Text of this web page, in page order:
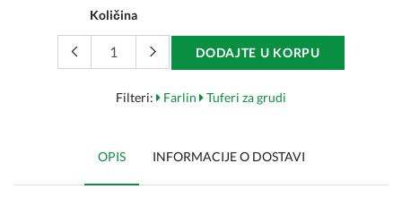
Količina
DODAJTE U KORPU
Filteri: Farlin Tuferi za grudi
OPIS INFORMACIJE O DOSTAVI